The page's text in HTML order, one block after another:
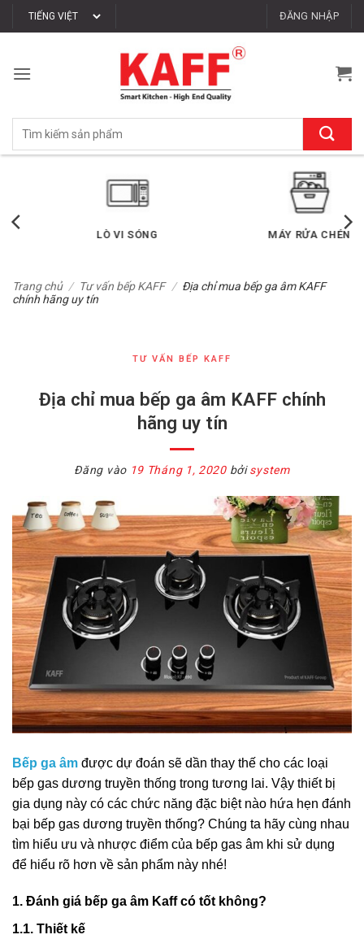
qua
dung
ĐĂNG NHẬP
Tìm
LÒ VI SÓNG MÁY RỬA CHÉN
Trang chủ / Tư vấn bếp KAFF / Địa chỉ mua bếp ga âm KAFF
chính hãng uy tín
TƯ VẤN BẾP KAFF
Địa chỉ mua bếp ga âm KAFF chính
hãng uy tín
Đăng vào 19 Tháng 1, 2020 bởisystem
Bếp ga âm được dự đoán sẽ dần thay thế cho các loại
bếp gas dương truyền thống trong tương lai. Vậy thiết bị
gia dụng này có các chức năng đặc biệt nào hứa hẹn đánh
bại bếp gas dương truyền thống? Chúng ta hãy cùng nhau
tìm hiểu ưu và nhược điểm của bếp gas âm khi sử dụng
để hiểu rõ hơn về sản phẩm này nhé!
1. Đánh giá bếp ga âm Kaff có tốt không?
1.1. Thiết kế